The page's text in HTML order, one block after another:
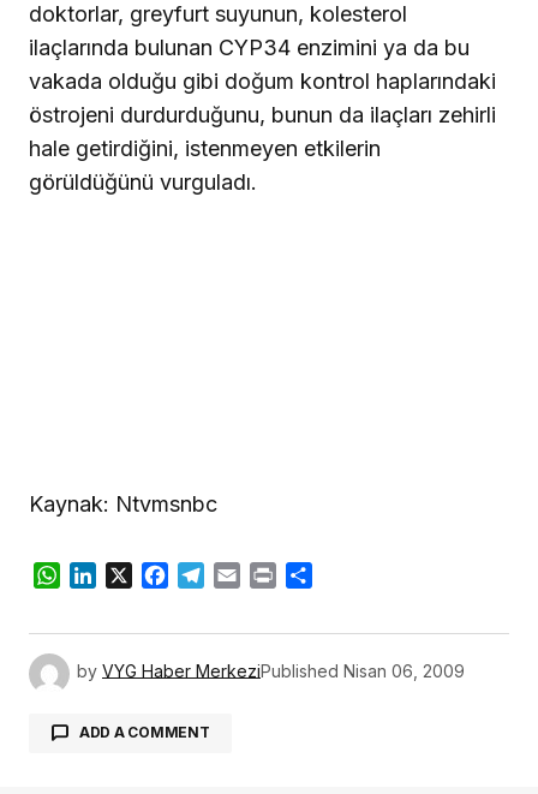
doktorlar, greyfurt suyunun, kolesterol
ilaçlarında bulunan CYP34 enzimini ya da bu
vakada olduğu gibi doğum kontrol haplarındaki
östrojeni durdurduğunu, bunun da ilaçları zehirli
hale getirdiğini, istenmeyen etkilerin
görüldüğünü vurguladı.
Kaynak: Ntvmsnbc
WhatsApp
LinkedIn
X Facebook
Telegram
Email Print
by VYG Haber MerkeziPublished Nisan 06, 2009
ADD A COMMENT